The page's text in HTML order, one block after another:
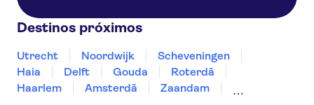
Destinos próximos
Utrecht Noordwijk
Scheveningen
Haia
Delft Gouda
Roterdã
Haarlem
Amsterdã
Zaandam